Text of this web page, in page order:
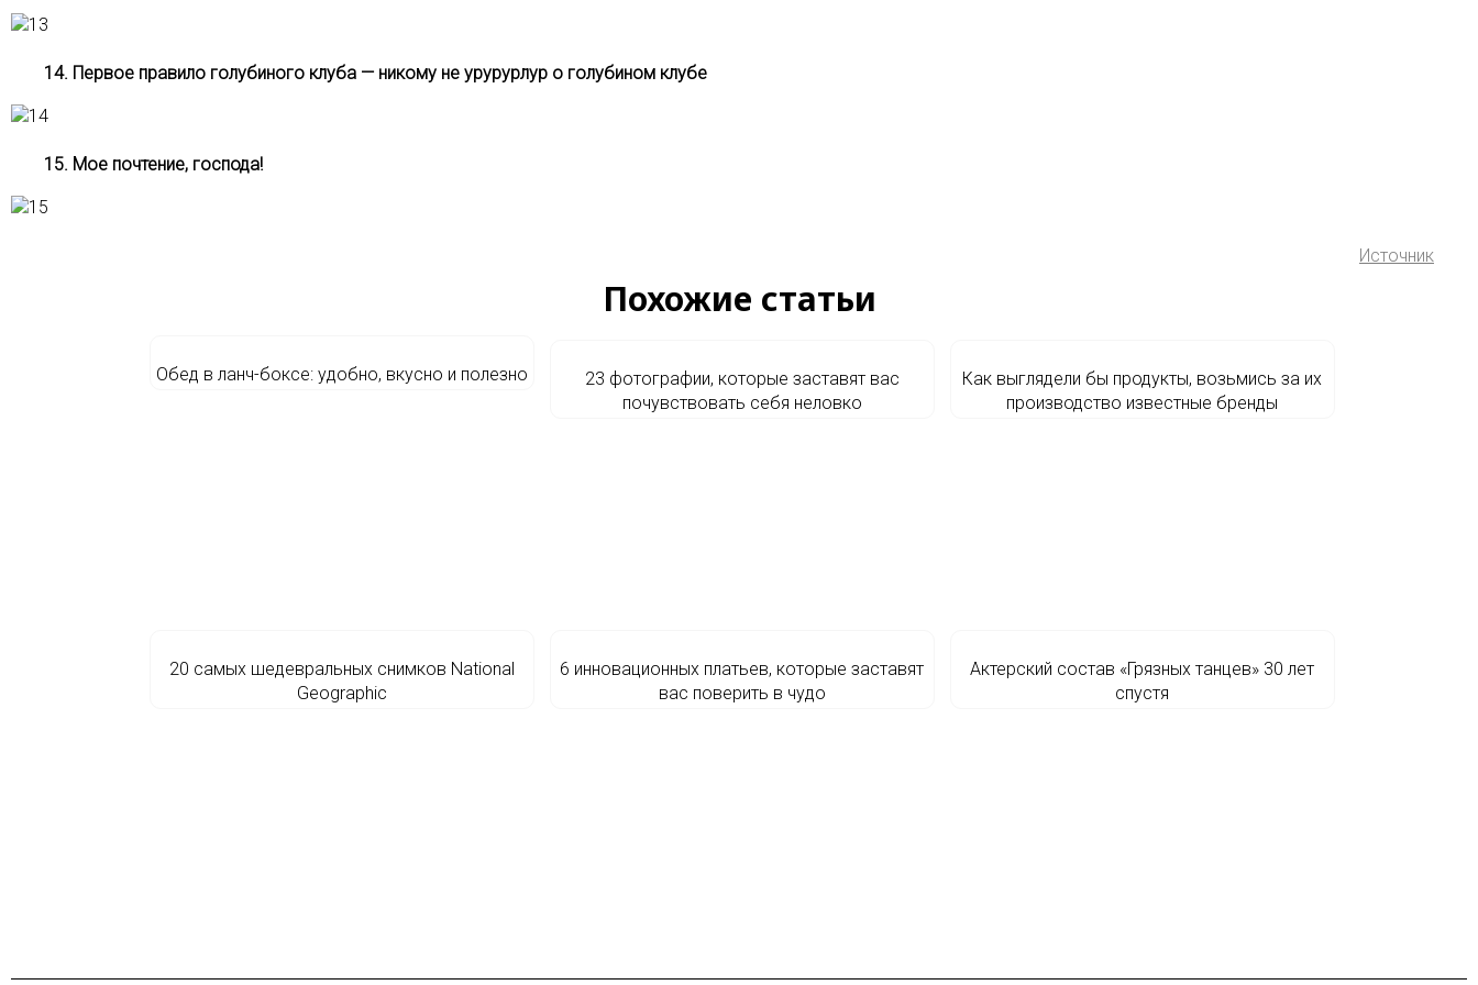
14. Первое правило голубиного клуба — никому не урурурлур о голубином клубе
15. Мое почтение, господа!
Источник
Похожие статьи
Обед в ланч-боксе: удобно, вкусно и полезно
23 фотографии, которые заставят вас
почувствовать себя неловко
Как выглядели бы продукты, возьмись за их
производство известные бренды
20 самых шедевральных снимков National
Geographic
6 инновационных платьев, которые заставят
вас поверить в чудо
Актерский состав «Грязных танцев» 30 лет
спустя